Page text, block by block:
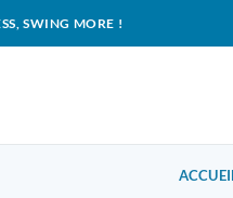
SWING MORE !